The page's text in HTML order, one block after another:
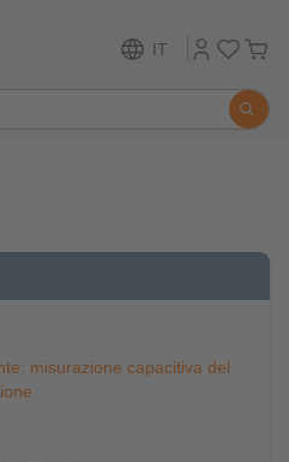
IT
misurazione capacitiva del